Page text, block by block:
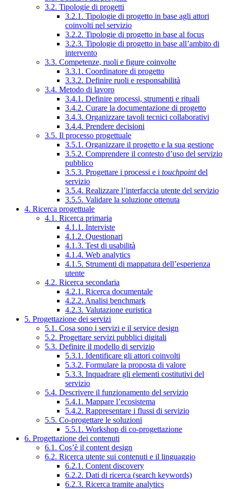
3.2. Tipologie di progetti
3.2.1. Tipologie di progetto in base agli attori
coinvolti nel servizio
3.2.2. Tipologie di progetto in base al focus
3.2.3. Tipologie di progetto in base all’ambito di
intervento
3.3. Competenze, ruoli e figure coinvolte
3.3.1. Coordinatore di progetto
3.3.2. Definire ruoli e responsabilità
3.4. Metodo di lavoro
3.4.1. Definire processi, strumenti e rituali
3.4.2. Curare la documentazione di progetto
3.4.3. Organizzare tavoli tecnici collaborativi
3.4.4. Prendere decisioni
3.5. Il processo progettuale
3.5.1. Organizzare il progetto e la sua gestione
3.5.2. Comprendere il contesto d’uso del servizio
pubblico
3.5.3. Progettare i processi e i touchpointdel
servizio
3.5.4. Realizzare l’interfaccia utente del servizio
3.5.5. Validare la soluzione ottenuta
4. Ricerca progettuale
4.1. Ricerca primaria
4.1.1. Interviste
4.1.2. Questionari
4.1.3. Test di usabilità
4.1.4. Web analytics
4.1.5. Strumenti di mappatura dell’esperienza
utente
4.2. Ricerca secondaria
4.2.1. Ricerca documentale
4.2.2. Analisi benchmark
4.2.3. Valutazione euristica
5. Progettazione dei servizi
5.1. Cosa sono i servizi e il service design
5.2. Progettare servizi pubblici digitali
5.3. Definire il modello di servizio
5.3.1. Identificare gli attori coinvolti
5.3.2. Formulare la proposta di valore
5.3.3. Inquadrare gli elementi costitutivi del
servizio
5.4. Descrivere il funzionamento del servizio
5.4.1. Mappare l’ecosistema
5.4.2. Rappresentare i flussi di servizio
5.5. Co-progettare le soluzioni
5.5.1. Workshop di co-progettazione
6. Progettazione dei contenuti
6.1. Cos’è il content design
6.2. Ricerca utente sui contenuti e il linguaggio
6.2.1. Content discovery
6.2.2. Dati di ricerca (search keywords)
6.2.3. Ricerca tramite analytics